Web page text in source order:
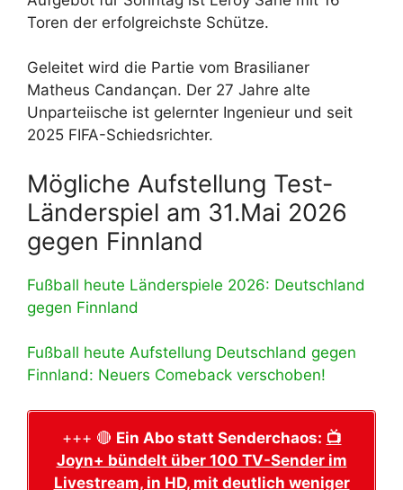
Toren der erfolgreichste Schütze.
Geleitet wird die Partie vom Brasilianer
Matheus Candançan. Der 27 Jahre alte
Unparteiische ist gelernter Ingenieur und seit
2025 FIFA-Schiedsrichter.
Mögliche Aufstellung Test-
Länderspiel am 31.Mai 2026
gegen Finnland
Fußball heute Länderspiele 2026: Deutschland
gegen Finnland
Fußball heute Aufstellung Deutschland gegen
Finnland: Neuers Comeback verschoben!
+++ 🔴 Ein Abo statt Senderchaos: 📺
Joyn+ bündelt über 100 TV-Sender im
Livestream, in HD, mit deutlich weniger